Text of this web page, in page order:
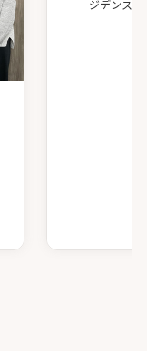
ジデンス